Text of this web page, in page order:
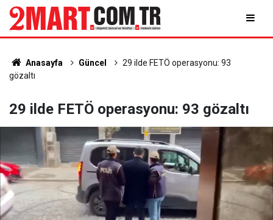
Anasayfa Güncel
29 ilde FETÖ operasyonu: 93
gözaltı
29 ilde FETÖ operasyonu: 93 gözaltı